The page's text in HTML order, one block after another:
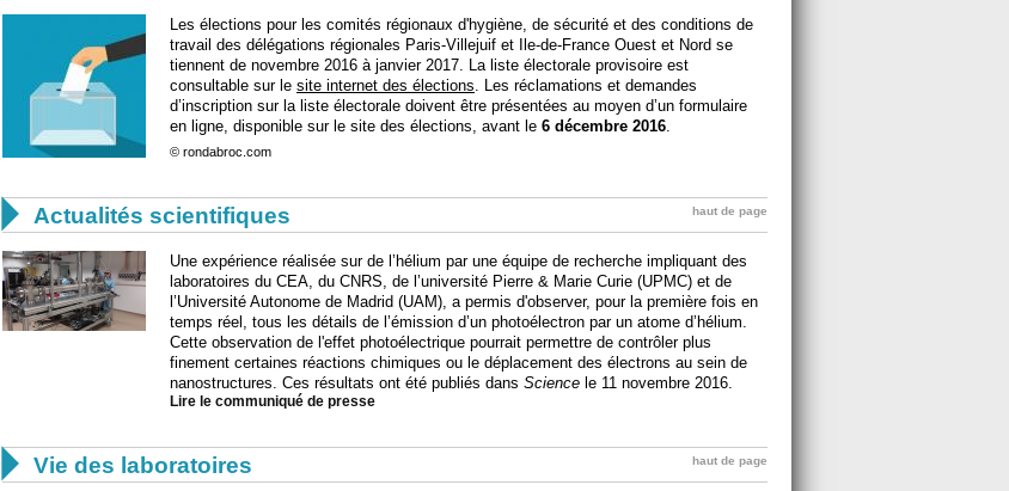
Les élections pour les comités régionaux d'hygiène, de sécurité et des conditions de
travail des délégations régionales Paris-Villejuif et Ile-de-France Ouest et Nord se
tiennent de novembre 2016 à janvier 2017. La liste électorale provisoire est
consultable sur le site internet des élections . Les réclamations et demandes
d’inscription sur la liste électorale doivent être présentées au moyen d’un formulaire
en ligne, disponible sur le site des élections, avant le 6 décembre 2016
© rondabroc.com
 Actualités scientifiques haut de page
Une expérience réalisée sur de l’hélium par une équipe de recherche impliquant des
laboratoires du CEA, du CNRS, de l’université Pierre & Marie Curie (UPMC) et de
l’Université Autonome de Madrid (UAM), a permis d'observer, pour la première fois en
temps réel, tous les détails de l’émission d’un photoélectron par un atome d’hélium.
Cette observation de l'effet photoélectrique pourrait permettre de contrôler plus
finement certaines réactions chimiques ou le déplacement des électrons au sein de
nanostructures. Ces résultats ont été publiés dans Science le 11 novembre 2016.
Lire le communiqué de presse
 Vie des laboratoires haut de page